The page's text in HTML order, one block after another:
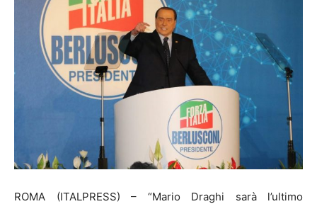
ROMA (ITALPRESS) – “Mario Draghi sarà l’ultimo